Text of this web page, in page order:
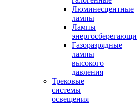
Люминесцентные
лампы
Лампы
Газоразрядные
лампы
высокого
давления
Трековые
системы
освещения